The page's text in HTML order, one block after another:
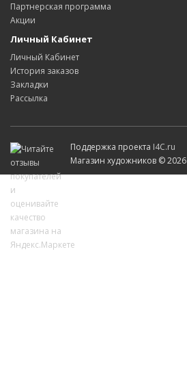
Партнерская программа
Акции
Личный Кабинет
Личный Кабинет
История заказов
Закладки
Рассылка
Поддержка проекта I4C.ru
Магазин художников © 2026